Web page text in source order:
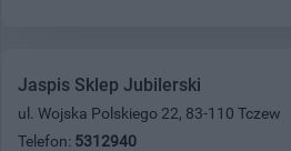
Jaspis Sklep Jubilerski
ul. Wojska Polskiego 22, 83-110 Tczew
Telefon: 5312940